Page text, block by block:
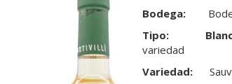
Bodega:
Tipo:
variedad
Variedad: